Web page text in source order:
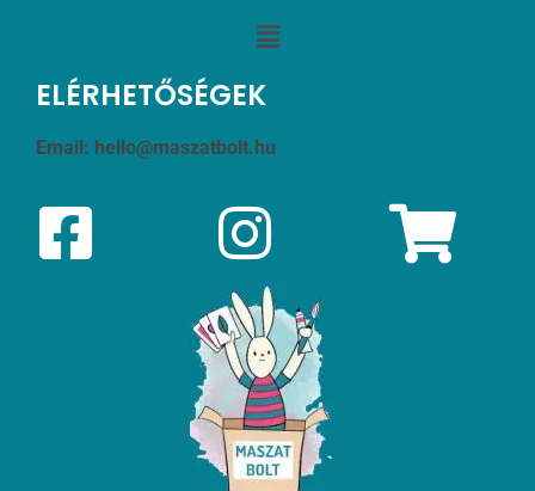
ELÉRHETŐSÉGEK
Email: hello@maszatbolt.hu